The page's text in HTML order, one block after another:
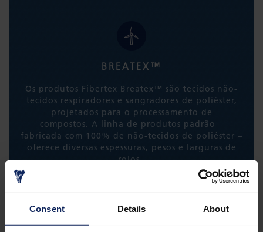
Consent Details About
BREATEX™
Os produtos Fibertex Breatex™ são tecidos não-
tecidos respiradores e sangradores de poliéster,
projetados para o processamento de
compostos. A linha de produtos padrão –
fabricada com 100% de não-tecidos de poliéster –
oferece diversas espessuras, pesos e larguras de
rolos.